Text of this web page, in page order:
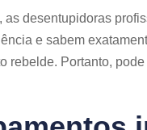
as desentupidoras
e sabem
rebelde. Portanto,